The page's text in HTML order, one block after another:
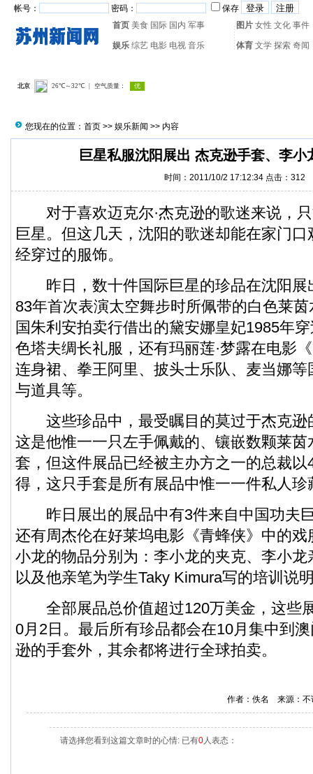
帐号： 密码：
保存
首页 美食 国际 国内 军事 图片 女性 文化 事件
娱乐 综艺 电影 电视 音乐 体育 文学 探索 奇闻
您现在的位置： 首页 >> 娱乐新闻 >> 内容
巨星私服沈阳展出 杰克逊手套、李小
时间：2011/10/2 17:12:34 点击： 312
对于喜欢迈克尔·杰克逊的歌迷来说，只
巨星。但这几天，沈阳的歌迷却能在家门
经穿过的服饰。
昨日，数十件国际巨星的珍品在沈阳展
83年首次表演太空舞步时所佩带的白色莱
国朱利安拍卖行借出的黛安娜皇妃1985年
色塔夫绸长礼服，还有玛丽莲·梦露在电影
连身裙、拳王阿里、披头士乐队、麦当娜
与道具等。
这些珍品中，最受瞩目的莫过于杰克逊
这是他惟一一只左手佩戴的、镶嵌数颗莱
套，但这件展品已经被主办方之一的总裁
得，这只手套是所有展品中惟一一件私人珍
昨日展出的展品中有3件来自中国功夫
还有周杰伦在好莱坞电影《青蜂侠》中的
小龙的物品分别为：李小龙的夹克、李小
以及他亲笔为学生Taky Kimura写的培训说
全部展品总价值超过120万美金，这些
0月2日。最后所有珍品都会在10月集中到
逊的手套外，其余都将进行全球拍卖。
作者：佚名 来源：
请选择您看到这篇文章时的心情: 已有0人表态：